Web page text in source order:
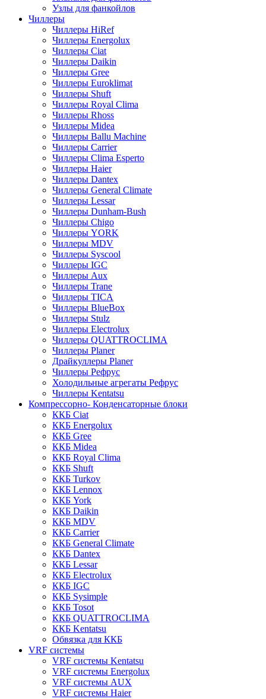
Узлы для фанкойлов
Чиллеры
Чиллеры HiRef
Чиллеры Energolux
Чиллеры Ciat
Чиллеры Daikin
Чиллеры Gree
Чиллеры Euroklimat
Чиллеры Shuft
Чиллеры Royal Clima
Чиллеры Rhoss
Чиллеры Midea
Чиллеры Ballu Machine
Чиллеры Carrier
Чиллеры Clima Esperto
Чиллеры Haier
Чиллеры Dantex
Чиллеры General Climate
Чиллеры Lessar
Чиллеры Dunham-Bush
Чиллеры Chigo
Чиллеры YORK
Чиллеры MDV
Чиллеры Syscool
Чиллеры IGC
Чиллеры Aux
Чиллеры Trane
Чиллеры TICA
Чиллеры BlueBox
Чиллеры Stulz
Чиллеры Electrolux
Чиллеры QUATTROCLIMA
Чиллеры Planer
Драйкуллеры Planer
Чиллеры Рефрус
Холодильные агрегаты Рефрус
Чиллеры Kentatsu
Компрессорно- Конденсаторные блоки
ККБ Ciat
ККБ Energolux
ККБ Gree
ККБ Midea
ККБ Royal Clima
ККБ Shuft
ККБ Turkov
ККБ Lennox
ККБ York
ККБ Daikin
ККБ MDV
ККБ Carrier
ККБ General Climate
ККБ Dantex
ККБ Lessar
ККБ Electrolux
ККБ IGC
ККБ Sysimple
ККБ Tosot
ККБ QUATTROCLIMA
ККБ Kentatsu
Обвязка для ККБ
VRF системы
VRF системы Kentatsu
VRF системы Energolux
VRF системы AUX
VRF системы Haier